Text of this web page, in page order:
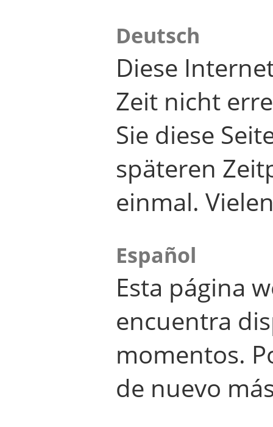
Deutsch
Diese
Zeit nicht
Sie diese
späteren
einmal.
Español
Esta página
encuentra
momentos.
de nuevo